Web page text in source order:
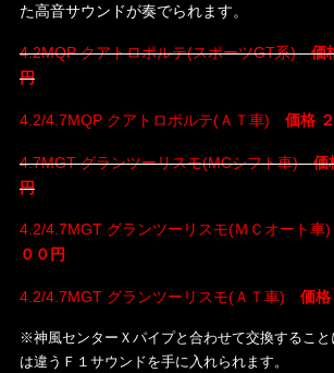
た高音サウンドが奏でられます。
4.2MQP クアトロポルテ(スポーツGT系)価
円
4.2/4.7MQP クアトロポルテ(ＡＴ車) 価格
4.7MGT グランツーリスモ(MCシフト車)価
円
4.2/4.7MGT グランツーリスモ(ＭＣオート
００円
4.2/4.7MGT グランツーリスモ(ＡＴ車) 価格
※神風センターＸパイプと合わせて交換すること
は違うＦ１サウンドを手に入れられます。